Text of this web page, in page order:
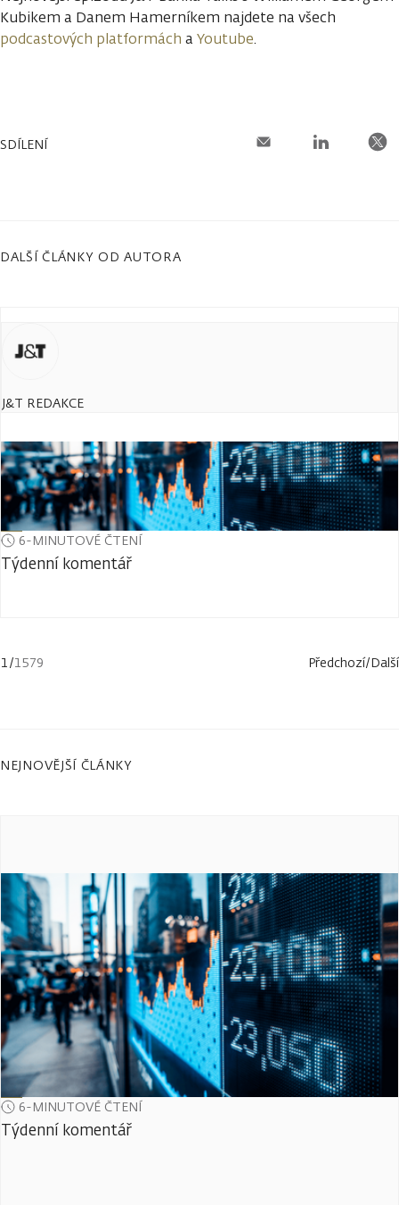
Kubikem a Danem Hamerníkem najdete na všech
podcastových platformách a Youtube.
SDÍLENÍ
DALŠÍ ČLÁNKY OD AUTORA
J&T REDAKCE
6-MINUTOVÉ ČTENÍ
Týdenní komentář
1/1579 Předchozí/Další
NEJNOVĚJŠÍ ČLÁNKY
6-MINUTOVÉ ČTENÍ
Týdenní komentář